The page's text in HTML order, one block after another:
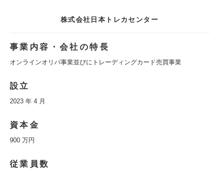
株式会社日本トレカセンター
事業内容・会社の特長
オンラインオリパ事業並びにトレーディングカード売買事業
設立
2023 年 4 月
資本金
900 万円
従業員数